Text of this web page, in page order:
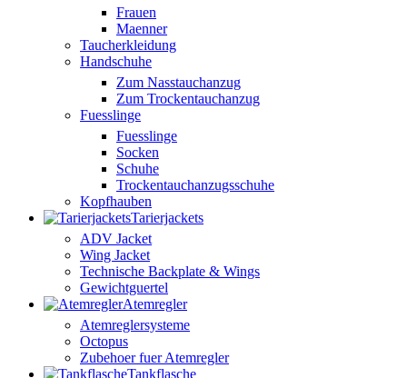
Frauen
Maenner
Taucherkleidung
Handschuhe
Zum Nasstauchanzug
Zum Trockentauchanzug
Fuesslinge
Fuesslinge
Socken
Schuhe
Trockentauchanzugsschuhe
Kopfhauben
Tarierjackets
ADV Jacket
Wing Jacket
Technische Backplate & Wings
Gewichtguertel
Atemregler
Atemreglersysteme
Octopus
Zubehoer fuer Atemregler
Tankflasche